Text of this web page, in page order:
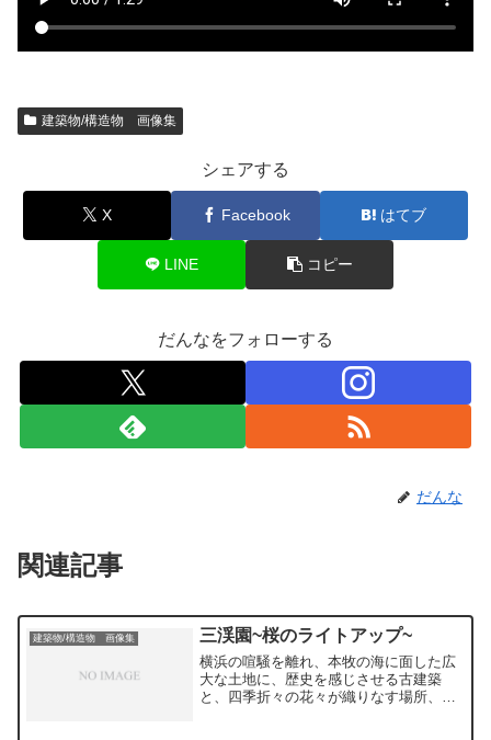
建築物/構造物 画像集
シェアする
X Facebook はてブ
LINE コピー
だんなをフォローする
だんな
関連記事
建築物/構造物 画像集 三渓園~桜のライトアップ~
横浜の喧騒を離れ、本牧の海に面した広
大な土地に、歴史を感じさせる古建築
と、四季折々の花々が織りなす場所、三